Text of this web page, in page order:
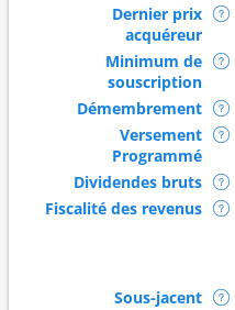
Dernier prix
acquéreur
Minimum de
souscription
Démembrement
Versement
Programmé
Dividendes bruts
Fiscalité des revenus
Sous-jacent